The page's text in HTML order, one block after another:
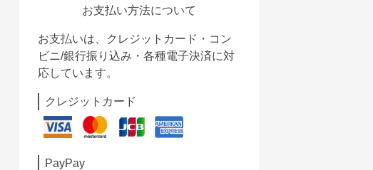
お支払い方法について
お支払いは、クレジットカード・コン
ビニ/銀行振り込み・各種電子決済に対
応しています。
クレジットカード
PayPay